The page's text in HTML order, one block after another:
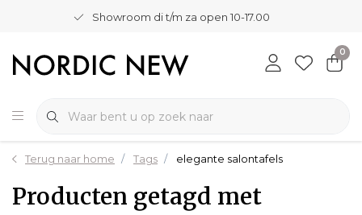
Showroom di t/m za open 10-17.00
0
Terug naar home Tags elegante salontafels
Producten getagd met